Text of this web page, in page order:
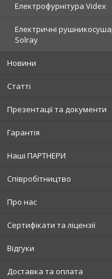
Електрофурнітура Videx
Електричні
Solray
Новини
Статті
Презентації та документи
Гарантія
Наші ПАРТНЕРИ
Співробітництво
Про нас
Сертифікати та ліцензії
Відгуки
Доставка та оплата